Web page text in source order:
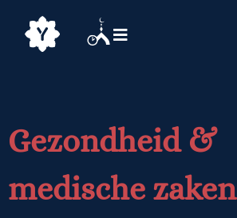
Gezondheid &
medische zaken